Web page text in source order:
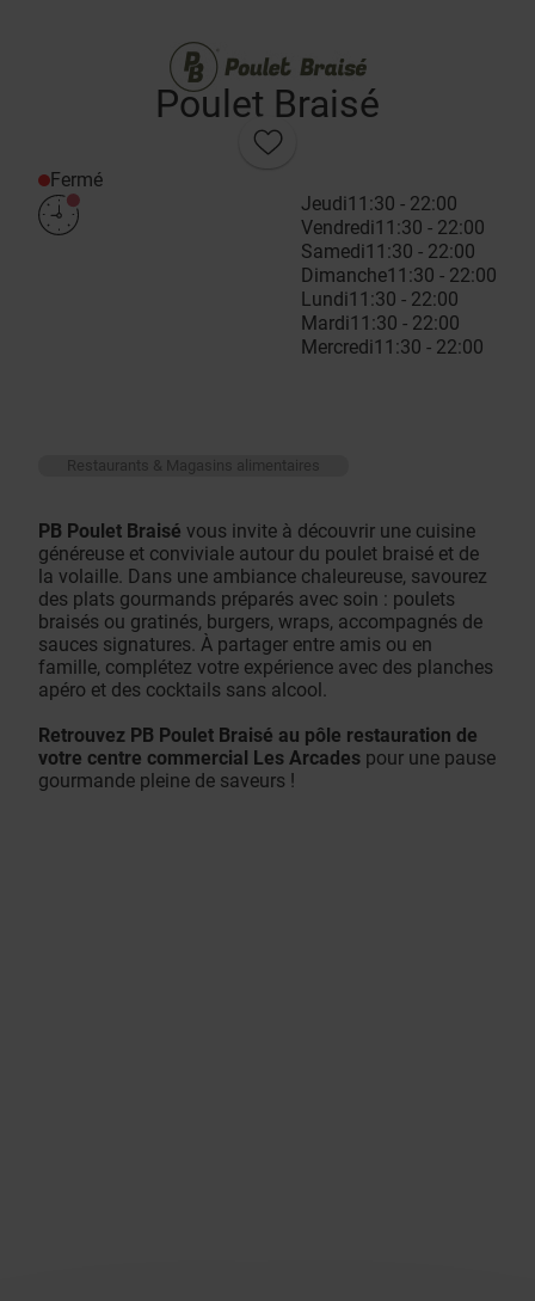
Poulet Braisé
Fermé
Jeudi11:30 - 22:00
Vendredi11:30 - 22:00
Samedi11:30 - 22:00
Dimanche11:30 - 22:00
Lundi11:30 - 22:00
Mardi11:30 - 22:00
Mercredi11:30 - 22:00
Restaurants & Magasins alimentaires
PB Poulet Braisé vous invite à découvrir une cuisine
généreuse et conviviale autour du poulet braisé et de
la volaille. Dans une ambiance chaleureuse, savourez
des plats gourmands préparés avec soin : poulets
braisés ou gratinés, burgers, wraps, accompagnés de
sauces signatures. À partager entre amis ou en
famille, complétez votre expérience avec des planches
apéro et des cocktails sans alcool.
Retrouvez PB Poulet Braisé au pôle restauration de
votre centre commercial Les Arcades pour une pause
gourmande pleine de saveurs !